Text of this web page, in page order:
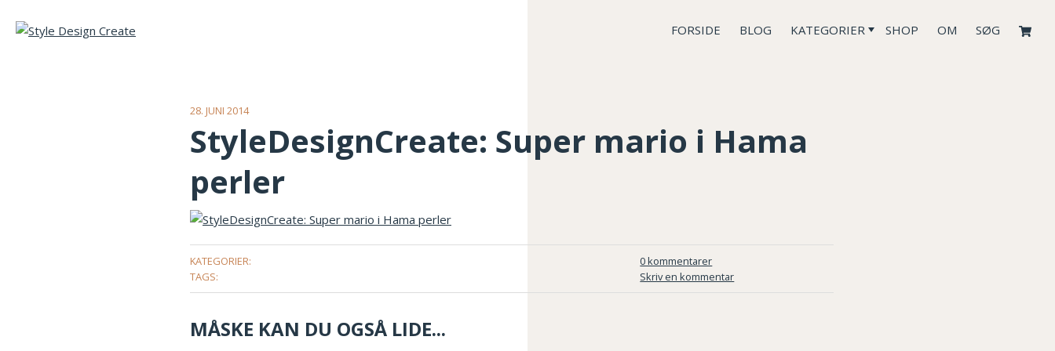
FORSIDE BLOG KATEGORIER SHOP OM SØG
28. JUNI 2014
StyleDesignCreate: Super mario i Hama
perler
KATEGORIER:
TAGS:
0 kommentarer
Skriv en kommentar
MÅSKE KAN DU OGSÅ LIDE...